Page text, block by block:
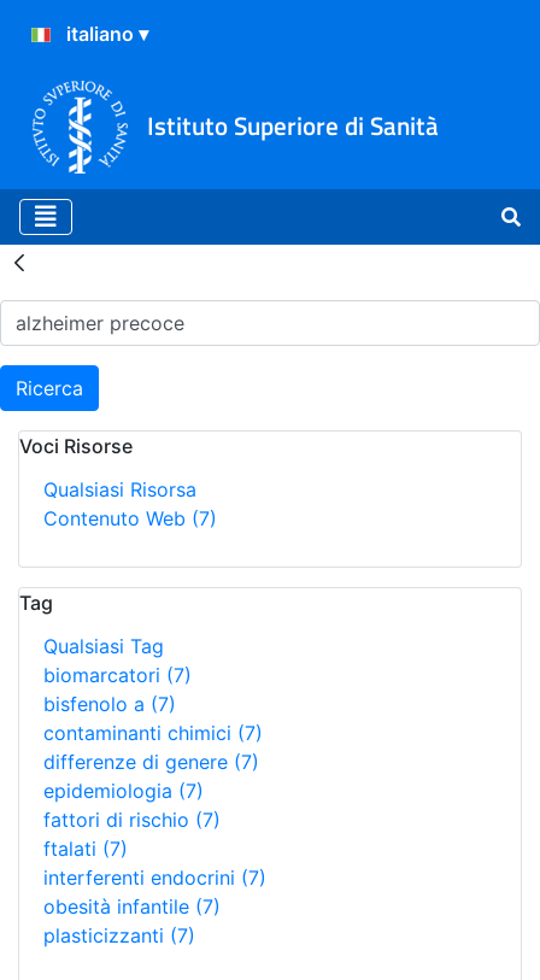
Istituto Superiore di Sanità
Risultati della Ricerca -
Ricerca
Voci Risorse
Qualsiasi Risorsa
Contenuto Web (7)
Tag
Qualsiasi Tag
biomarcatori (7)
bisfenolo a (7)
contaminanti chimici (7)
differenze di genere (7)
epidemiologia (7)
fattori di rischio (7)
ftalati (7)
interferenti endocrini (7)
obesità infantile (7)
plasticizzanti (7)